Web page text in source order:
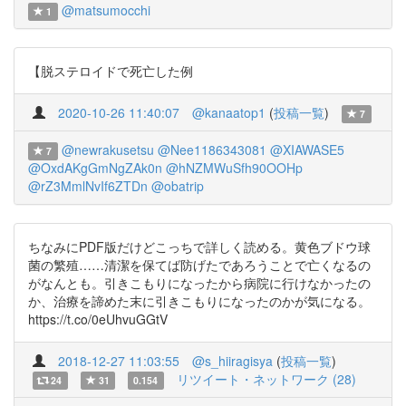
1 @matsumocchi
【脱ステロイドで死亡した例
2020-10-26 11:40:07 @kanaatop1 (投稿一覧) 7
7 @newrakusetsu @Nee1186343081 @XIAWASE5
@OxdAKgGmNgZAk0n @hNZMWuSfh90OOHp
@rZ3MmlNvIf6ZTDn @obatrip
ちなみにPDF版だけどこっちで詳しく読める。黄色ブドウ球
菌の繁殖……清潔を保てば防げたであろうことで亡くなるの
がなんとも。引きこもりになったから病院に行けなかったの
か、治療を諦めた末に引きこもりになったのかが気になる。
https://t.co/0eUhvuGGtV
2018-12-27 11:03:55 @s_hiiragisya (投稿一覧)
24 31 0.154 リツイート・ネットワーク (28)